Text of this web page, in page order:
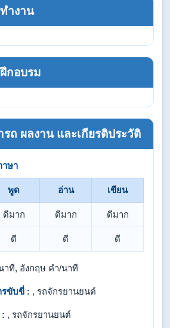
ำงาน
กอบรม
ถ ผลงาน และเกียรติประวัติ
าษา
พูด อ่าน เขียน
ดีมาก ดีมาก ดีมาก
ดี ดี ดี
าที, อังกฤษ คำ/นาที
รขับขี่ : , รถจักรยานยนต์
: , รถจักรยานยนต์